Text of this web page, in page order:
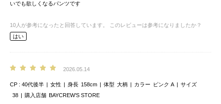
いでも欲しくなるパンツです
10 人が参考になったと回答しています。
このレビューは参考になりましたか？
はい
2026.05.14
CP 40代後半 女性 身長 158cm 体型 大柄 カラー ピンク A
サイズ
38
購入店舗 BAYCREW’S STORE